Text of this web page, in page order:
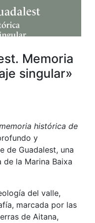
Memoria
singular»
histórica de
y
de Guadalest, una
la Marina Baixa
del valle,
marcada por las
de Aitana,